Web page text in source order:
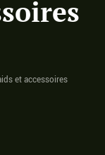
et accessoires